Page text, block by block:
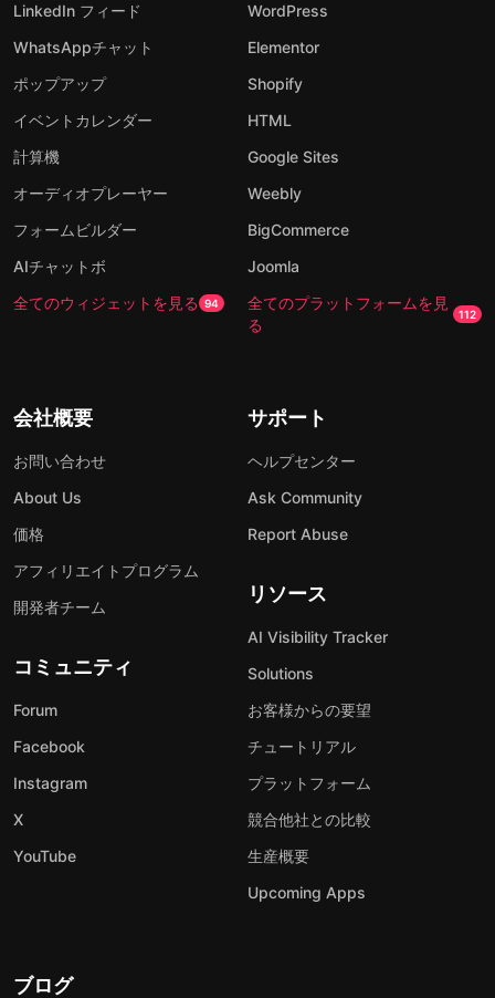
LinkedIn フィード
WhatsAppチャット
ポップアップ
イベントカレンダー
計算機
オーディオプレーヤー
フォームビルダー
AIチャットボ
全てのウィジェットを見る 94
WordPress
Elementor
Shopify
HTML
Google Sites
Weebly
BigCommerce
Joomla
全てのプラットフォームを見
る
112
会社概要
お問い合わせ
About Us
価格
アフィリエイトプログラム
開発者チーム
コミュニティ
Forum
Facebook
Instagram
X
YouTube
サポート
ヘルプセンター
Ask Community
Report Abuse
リソース
AI Visibility Tracker
Solutions
お客様からの要望
チュートリアル
プラットフォーム
競合他社との比較
生産概要
Upcoming Apps
ブログ